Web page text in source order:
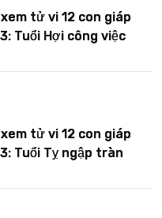
tử vi 12 con giáp
Tuổi Hợi công việc
tử vi 12 con giáp
Tuổi Tỵ ngập tràn